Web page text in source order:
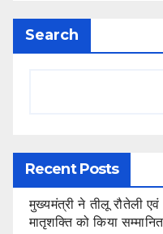
Search
Recent Posts
मुख्यमंत्री ने तीलू रौतेली
मातृशक्ति को किया सम्मानित